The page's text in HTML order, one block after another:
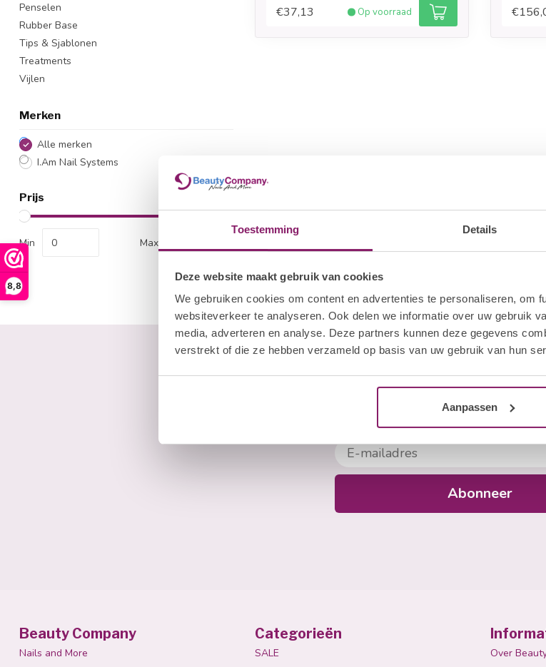
Toestemming Details
Deze website maakt gebruik van cookies
We gebruiken cookies om content en advertenties te personaliseren, om
websiteverkeer te analyseren. Ook delen we informatie over uw gebruik
media, adverteren en analyse. Deze partners kunnen deze gegevens
verstrekt of die ze hebben verzameld op basis van uw gebruik van hun
Aanpassen
8,8
Penselen
Rubber Base
Tips & Sjablonen
Treatments
Vijlen
Merken
Alle merken
I.Am Nail Systems
Prijs
Min Max
€37,13 Op voorraad
Abonneer je op onze
Blijf op de hoogte over onze
E-mailadres
Abonneer
Beauty Company
Nails and More
Categorieën
SALE
Over